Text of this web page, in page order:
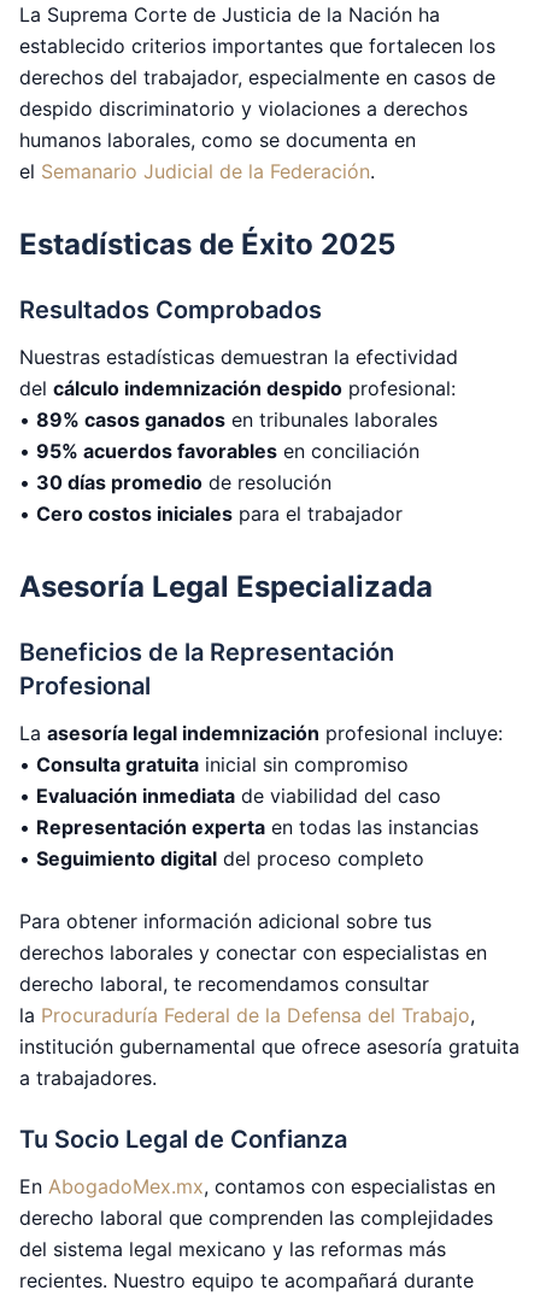
La Suprema Corte de Justicia de la Nación ha
establecido criterios importantes que fortalecen los
derechos del trabajador, especialmente en casos de
despido discriminatorio y violaciones a derechos
humanos laborales, como se documenta en
el Semanario Judicial de la Federación.
Estadísticas de Éxito 2025
Resultados Comprobados
Nuestras estadísticas demuestran la efectividad
del cálculo indemnización despido profesional:
• 89% casos ganados en tribunales laborales
• 95% acuerdos favorables en conciliación
• 30 días promedio de resolución
• Cero costos iniciales para el trabajador
Asesoría Legal Especializada
Beneficios de la Representación
Profesional
La asesoría legal indemnización profesional incluye:
• Consulta gratuita inicial sin compromiso
• Evaluación inmediata de viabilidad del caso
• Representación experta en todas las instancias
• Seguimiento digital del proceso completo
Para obtener información adicional sobre tus
derechos laborales y conectar con especialistas en
derecho laboral, te recomendamos consultar
la Procuraduría Federal de la Defensa del Trabajo,
institución gubernamental que ofrece asesoría gratuita
a trabajadores.
Tu Socio Legal de Confianza
En AbogadoMex.mx, contamos con especialistas en
derecho laboral que comprenden las complejidades
del sistema legal mexicano y las reformas más
recientes. Nuestro equipo te acompañará durante